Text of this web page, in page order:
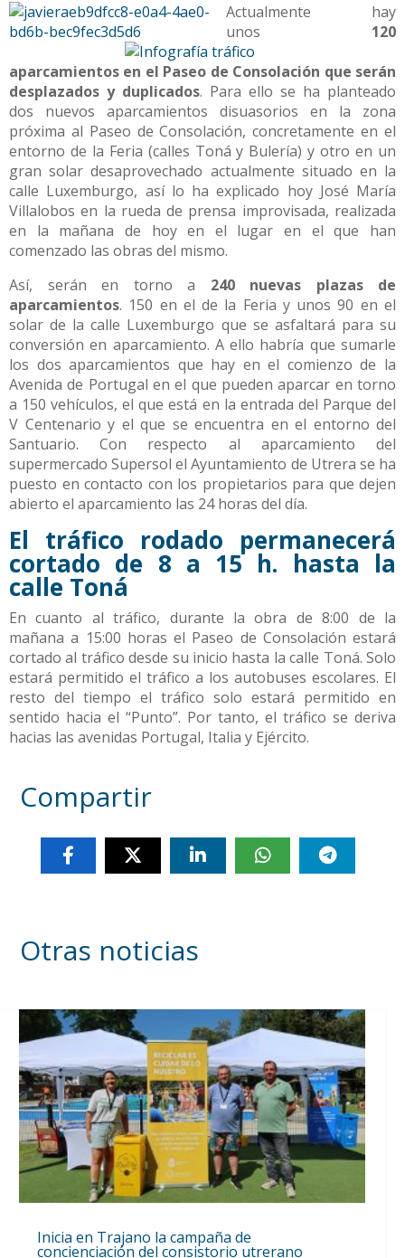
Actualmente hay
unos 120
aparcamientos en el Paseo de Consolación que serán
desplazados y duplicados. Para ello se ha planteado
dos nuevos aparcamientos disuasorios en la zona
próxima al Paseo de Consolación, concretamente en el
entorno de la Feria (calles Toná y Bulería) y otro en un
gran solar desaprovechado actualmente situado en la
calle Luxemburgo, así lo ha explicado hoy José María
Villalobos en la rueda de prensa improvisada, realizada
en la mañana de hoy en el lugar en el que han
comenzado las obras del mismo.
Así, serán en torno a 240 nuevas plazas de
aparcamientos. 150 en el de la Feria y unos 90 en el
solar de la calle Luxemburgo que se asfaltará para su
conversión en aparcamiento. A ello habría que sumarle
los dos aparcamientos que hay en el comienzo de la
Avenida de Portugal en el que pueden aparcar en torno
a 150 vehículos, el que está en la entrada del Parque del
V Centenario y el que se encuentra en el entorno del
Santuario. Con respecto al aparcamiento del
supermercado Supersol el Ayuntamiento de Utrera se ha
puesto en contacto con los propietarios para que dejen
abierto el aparcamiento las 24 horas del día.
El tráfico rodado permanecerá
cortado de 8 a 15 h. hasta la
calle Toná
En cuanto al tráfico, durante la obra de 8:00 de la
mañana a 15:00 horas el Paseo de Consolación estará
cortado al tráfico desde su inicio hasta la calle Toná. Solo
estará permitido el tráfico a los autobuses escolares. El
resto del tiempo el tráfico solo estará permitido en
sentido hacia el “Punto”. Por tanto, el tráfico se deriva
hacias las avenidas Portugal, Italia y Ejército.
Compartir
Otras noticias
Inicia en Trajano la campaña de
concienciación del consistorio utrerano